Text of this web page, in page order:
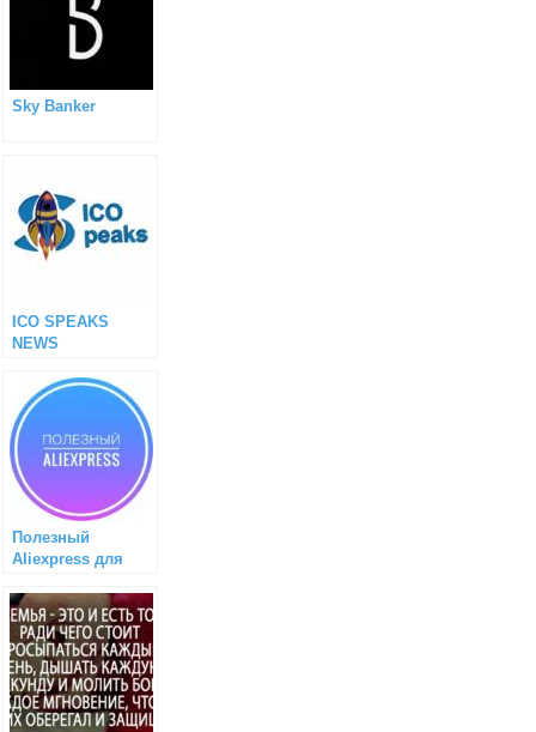
Sky Banker
ICO SPEAKS
NEWS
Полезный
Aliexpress для